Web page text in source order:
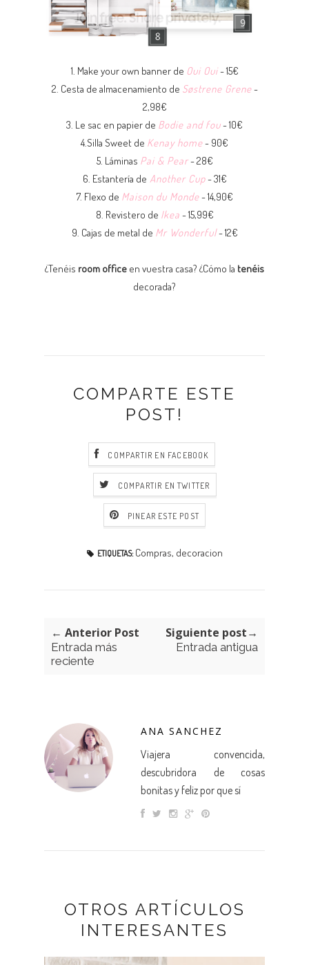
1. Make your own banner de Oui Oui- 15€
2. Cesta de almacenamiento de Søstrene Grene-
2,98€
3. Le sac en papier de Bodie and fou- 10€
4.Silla Sweet de Kenay home- 90€
5. Láminas Pai & Pear- 28€
6. Estantería de Another Cup- 31€
7. Flexo de Maison du Monde- 14,90€
8. Revistero de Ikea - 15,99€
9. Cajas de metal de Mr Wonderful- 12€
¿Tenéis room office en vuestra casa? ¿Cómo la tenéis
decorada?
COMPARTE ESTE
POST!
COMPARTIR EN FACEBOOK
COMPARTIR EN TWITTER
PINEAR ESTE POST
ETIQUETAS: Compras, decoracion
← Anterior Post
Entrada más
reciente
Siguiente post→
Entrada antigua
ANA SANCHEZ
Viajera convencida,
descubridora de cosas
bonitas y feliz por que sí
OTROS ARTÍCULOS
INTERESANTES